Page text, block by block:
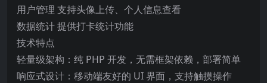
用户管理 支持头像上传、个人信息查看
数据统计 提供打卡统计功能
技术特点
轻量级架构：纯 PHP 开发，无需框架依赖，部署简单
响应式设计：移动端友好的 UI 界面，支持触摸操作